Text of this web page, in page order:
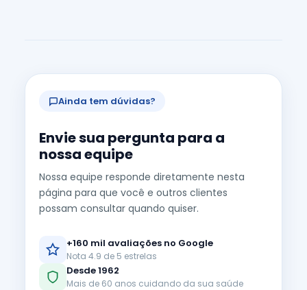
Ainda tem dúvidas?
Envie sua pergunta para a
nossa equipe
Nossa equipe responde diretamente nesta
página para que você e outros clientes
possam consultar quando quiser.
+160 mil avaliações no Google
Nota 4.9 de 5 estrelas
Desde 1962
Mais de 60 anos cuidando da sua saúde